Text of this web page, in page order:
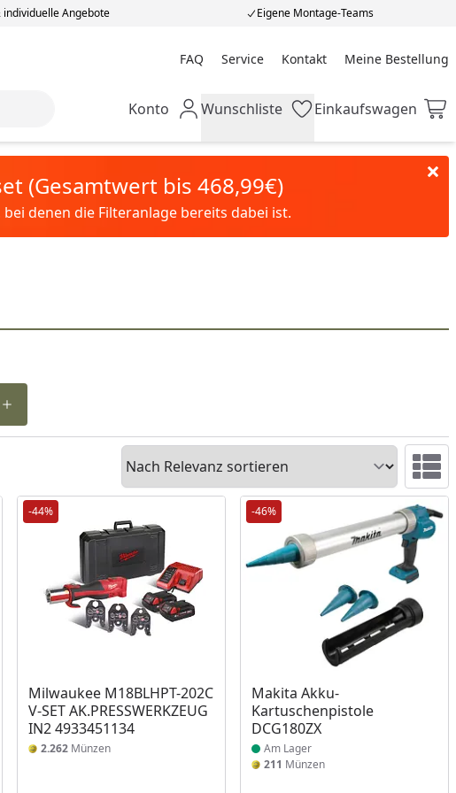
individuelle Angebote Eigene Montage-Teams
FAQ Service Kontakt Meine Bestellung
Meine Bestellung
Mein Konto
Konto Wunschliste
Wunschliste Einkaufswagen
Einkaufswagen
(Gesamtwert bis 468,99€)
denen die Filteranlage bereits dabei ist.
Sortieren
-44%
Milwaukee M18BLHPT-202C
V-SET AK.PRESSWERKZEUG
IN2 4933451134
2.262 Münzen
-46%
Makita Akku-
Kartuschenpistole
DCG180ZX
Produkt am Lager
Am Lager
211 Münzen